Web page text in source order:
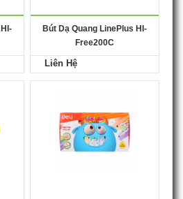
Bút Dạ Quang LinePlus HI-
Free200C
Liên Hệ